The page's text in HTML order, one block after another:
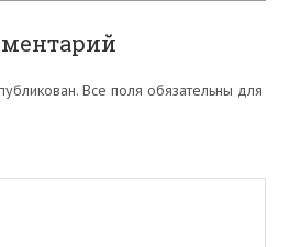
Все поля обязательны для